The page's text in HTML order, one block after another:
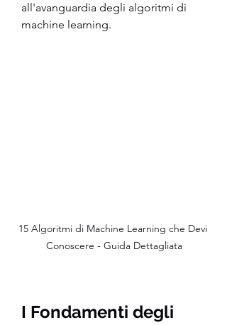
all'avanguardia degli algoritmi di
machine learning.
15 Algoritmi di Machine Learning che Devi
Conoscere - Guida Dettagliata
I Fondamenti degli